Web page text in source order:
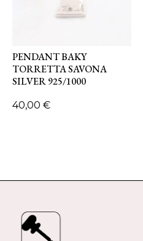
PENDANT BAKY
TORRETTA SAVONA
SILVER 925/1000
40,00 €